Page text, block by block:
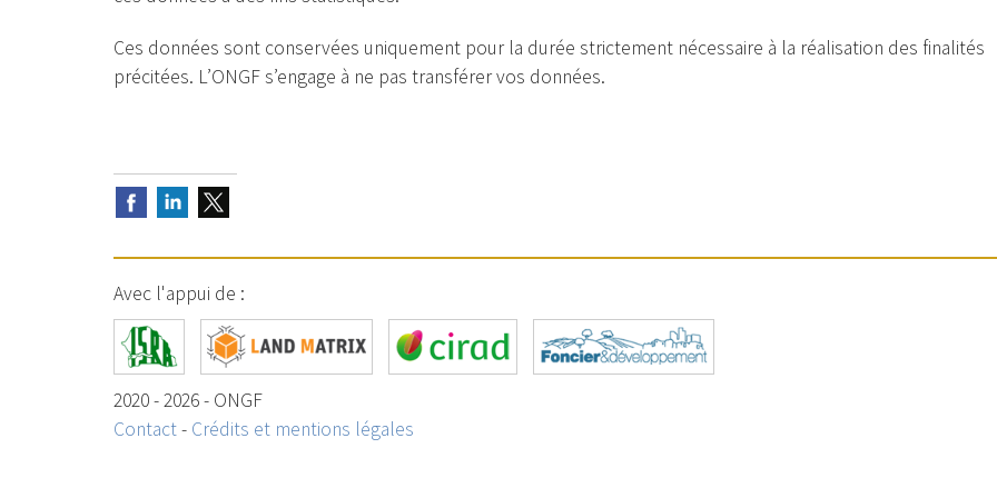
Ces données sont conservées uniquement pour la durée strictement nécessaire à la réalisation des finalités
précitées. L’ONGF s’engage à ne pas transférer vos données.
Avec l'appui de :
2020 - 2026 - ONGF
Contact- Crédits et mentions légales